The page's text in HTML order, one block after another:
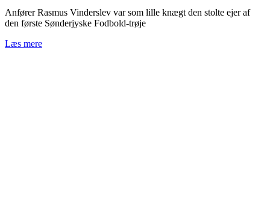
Anfører Rasmus Vinderslev var som lille knægt den stolte ejer af
den første Sønderjyske Fodbold-trøje
Læs mere